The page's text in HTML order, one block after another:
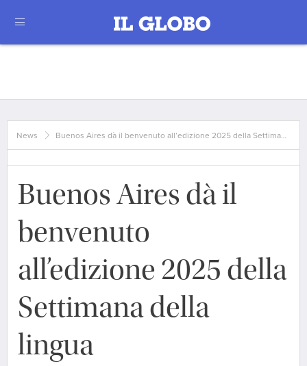
News Buenos Aires dà il benvenuto all’edizione 2025 della Settima…
Buenos Aires dà il
benvenuto
all’edizione 2025 della
Settimana della
lingua